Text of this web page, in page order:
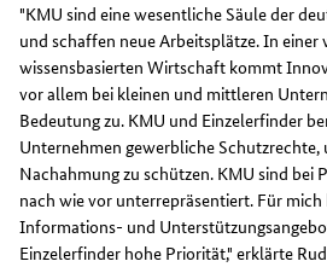
"KMU sind eine wesentliche Säule der
und schaffen neue Arbeitsplätze. In
wissensbasierten Wirtschaft kommt
vor allem bei kleinen und mittleren
Bedeutung zu. KMU und Einzelerfinder
Unternehmen gewerbliche
Nachahmung zu schützen. KMU sind bei
nach wie vor unterrepräsentiert. Für mich
Informations- und
Einzelerfinder hohe Priorität," erklärte